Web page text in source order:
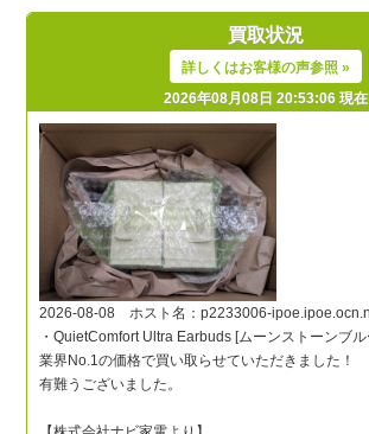
買取状況
詳しくはお客様の声参照 »
2026年08月08日 20:53:06 現在